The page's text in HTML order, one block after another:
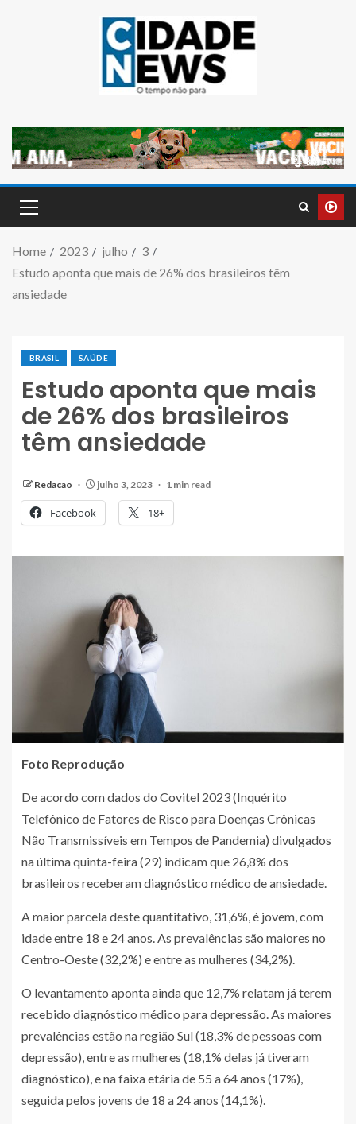
Home 2023 julho
3
Estudo aponta que mais de 26% dos brasileiros têm
ansiedade
BRASIL SAÚDE
Estudo aponta que mais
de 26% dos brasileiros
têm ansiedade
Redacao julho 3, 2023 1 min read
Facebook 18+
Foto Reprodução
De acordo com dados do Covitel 2023 (Inquérito
Telefônico de Fatores de Risco para Doenças Crônicas
Não Transmissíveis em Tempos de Pandemia) divulgados
na última quinta-feira (29) indicam que 26,8% dos
brasileiros receberam diagnóstico médico de ansiedade.
A maior parcela deste quantitativo, 31,6%, é jovem, com
idade entre 18 e 24 anos. As prevalências são maiores no
Centro-Oeste (32,2%) e entre as mulheres (34,2%).
O levantamento aponta ainda que 12,7% relatam já terem
recebido diagnóstico médico para depressão. As maiores
prevalências estão na região Sul (18,3% de pessoas com
depressão), entre as mulheres (18,1% delas já tiveram
diagnóstico), e na faixa etária de 55 a 64 anos (17%),
seguida pelos jovens de 18 a 24 anos (14,1%).